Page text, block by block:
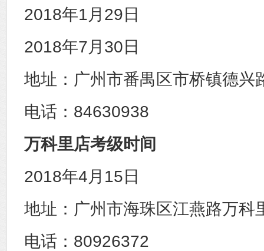
2018年1月29日
2018年7月30日
地址：广州市番禺区市桥镇德兴
电话：84630938
万科里店考级时间
2018年4月15日
地址：广州市海珠区江燕路万科
电话：80926372